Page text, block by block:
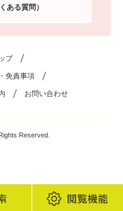
くある質問）
プ
免責事項
お問い合わせ
Reserved.